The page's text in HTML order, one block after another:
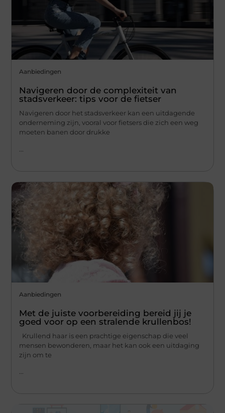
Aanbiedingen
Navigeren door de complexiteit van
stadsverkeer: tips voor de fietser
Navigeren door het stadsverkeer kan een uitdagende
onderneming zijn, vooral voor fietsers die zich een weg
moeten banen door drukke
Aanbiedingen
Met de juiste voorbereiding bereid jij je
goed voor op een stralende krullenbos!
Krullend haar is een prachtige eigenschap die veel
mensen bewonderen, maar het kan ook een uitdaging
zijn om te